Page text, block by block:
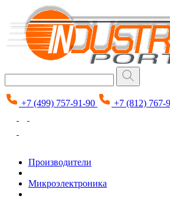
+7 (499) 757-91-90 +7 (812) 767-
Производители
Микроэлектроника